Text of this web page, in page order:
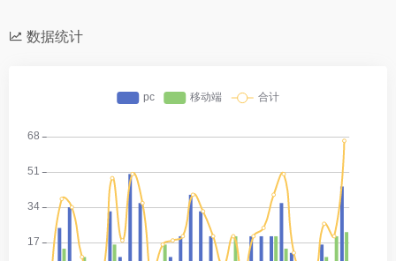
数据统计